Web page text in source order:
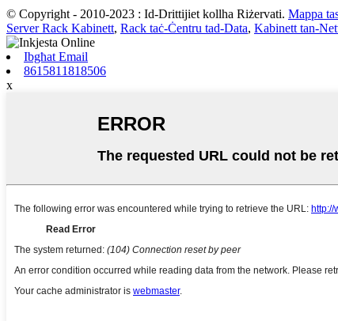
© Copyright - 2010-2023 : Id-Drittijiet kollha Riżervati. Mappa
Server Rack Kabinett, Rack taċ-Ċentru tad-Data, Kabinett tan-
Ibgħat Email
8615811818506
x